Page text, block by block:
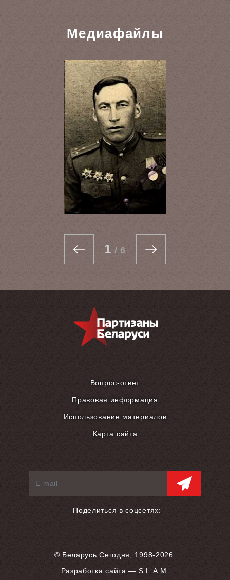
Медиафайлы
1 /6
Вопрос-ответ
Правовая информация
Использование материалов
Карта сайта
© Беларусь Сегодня, 1998-2026.
Разработка сайта — S.L.A.M.
Поделиться в соцсетях: